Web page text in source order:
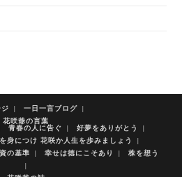
一日一言ブログ
花咲爺の言葉
青春の人に告ぐ
好夢をありがとう
身につけ 花咲か人生を歩みましょう
の基準 幸せは徳にこそあり 株を想う